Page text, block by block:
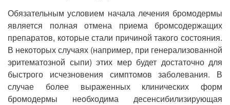
Обязательным условием начала лечения бромодермы
является полная отмена приема бромсодержащих
препаратов, которые стали причиной такого состояния.
В некоторых случаях (например, при генерализованной
эритематозной сыпи) этих мер будет достаточно для
быстрого исчезновения симптомов заболевания. В
случае более выраженных клинических форм
бромодермы необходима десенсибилизирующая